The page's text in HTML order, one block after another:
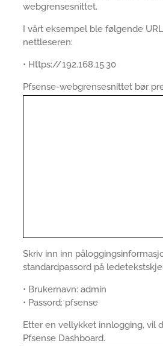
webgrensesnittet.
I vårt eksempel ble følgende
nettleseren:
• Https://192.168.15.30
Pfsense-webgrensesnittet bør
Skriv inn inn
standardpassord på
• Brukernavn: admin
• Passord: pfsense
Etter en vellykket innlogging, vil
Pfsense Dashboard.